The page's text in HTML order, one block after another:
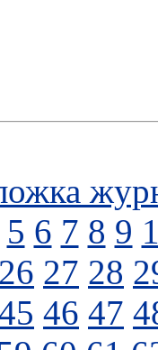
5 6 7 8 9
26 27 28
46 47